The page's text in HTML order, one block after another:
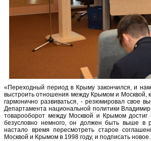
«Переходный период в Крыму закончился, и
выстроить отношения между Крымом и Москвой,
гармонично развиваться, - резюмировал свое
Департамента национальной политики
товарооборот между Москвой и Крымом достиг
безусловно немного, он должен быть выше в
настало время пересмотреть старое
Москвой и Крымом в 1998 году, и подписать новое.